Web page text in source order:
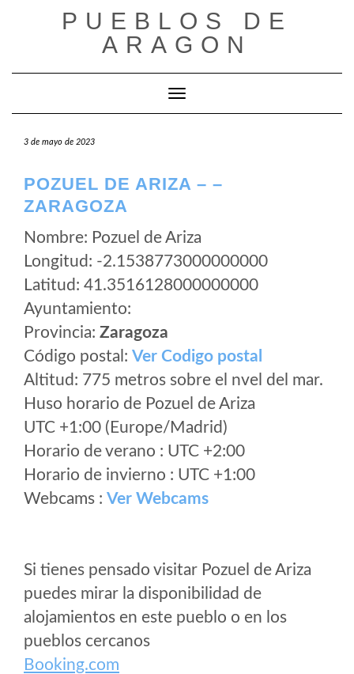
PUEBLOS DE
ARAGON
Cambiar modo de navegación
3 de mayo de 2023
POZUEL DE ARIZA – –
ZARAGOZA
Nombre: Pozuel de Ariza
Longitud: -2.1538773000000000
Latitud: 41.3516128000000000
Ayuntamiento:
Provincia: Zaragoza
Código postal: Ver Codigo postal
Altitud: 775 metros sobre el nvel del mar.
Huso horario de Pozuel de Ariza
UTC +1:00 (Europe/Madrid)
Horario de verano : UTC +2:00
Horario de invierno : UTC +1:00
Webcams : Ver Webcams
Si tienes pensado visitar Pozuel de Ariza
puedes mirar la disponibilidad de
alojamientos en este pueblo o en los
pueblos cercanos
Booking.com